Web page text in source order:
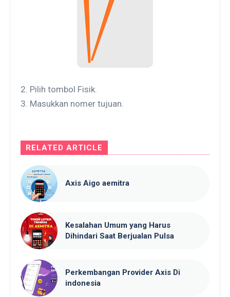
2. Pilih tombol Fisik.
3. Masukkan nomer tujuan.
RELATED ARTICLE
Axis Aigo aemitra
Kesalahan Umum yang Harus
Dihindari Saat Berjualan Pulsa
Perkembangan Provider Axis Di
indonesia